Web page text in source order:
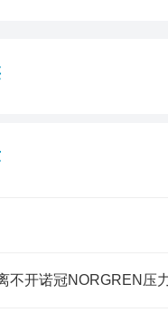
不开诺冠NORGREN压